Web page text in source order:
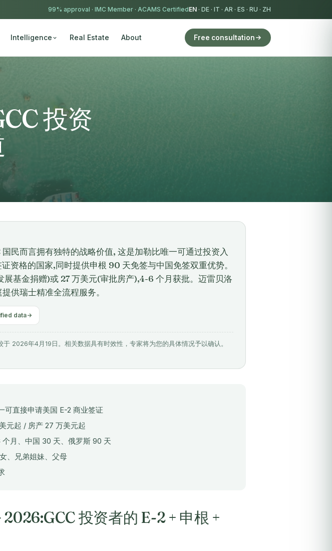
99% approval · IMC Member · ACAMS CertifiedEN · DE · IT · AR · ES · RU · ZH
Intelligence Real Estate About Free consultation
投资
民而言拥有独特的战略价值, 这是加勒比唯一可通过投资入
资格的国家,同时提供申根 90 天免签与中国免签双重优势。
基金捐赠)或 27 万美元(审批房产),4-6 个月获批。迈雷贝洛
供瑞士精准全流程服务。
data
2026年4月19日。相关数据具有时效性，专家将为您的具体情况予以确认。
可直接申请美国 E-2 商业签证
元起 / 房产 27 万美元起
月、中国 30 天、俄罗斯 90 天
、兄弟姐妹、父母
投资者的 E-2 + 申根 +